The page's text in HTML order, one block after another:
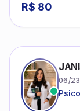
R$ 80
06/